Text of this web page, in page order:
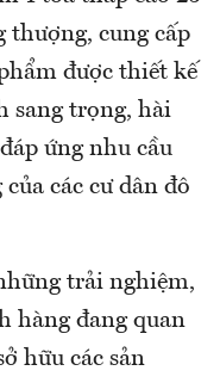
thượng, cung cấp
được thiết kế
sang trọng, hài
ứng nhu cầu
các cư dân đô
trải nghiệm,
hàng đang quan
hữu các sản